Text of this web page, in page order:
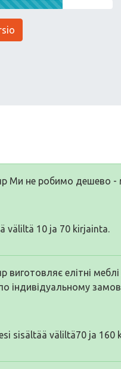
Ми не робимо дешево -
väliltä 10 ja 70 kirjainta.
виготовляє елітні
індивідуальному
sisältää väliltä70 ja 160